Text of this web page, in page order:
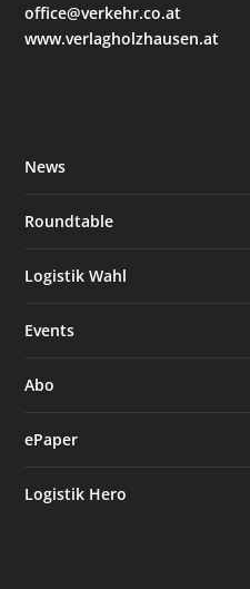
office@verkehr.co.at
www.verlagholzhausen.at
News
Roundtable
Logistik Wahl
Events
Abo
ePaper
Logistik Hero